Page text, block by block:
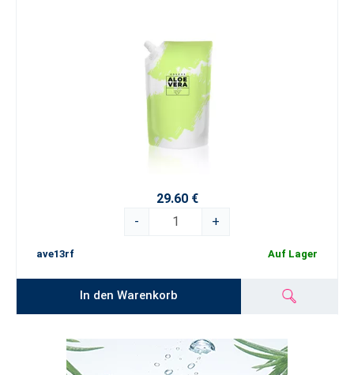
29.60 €
-
+
ave13rf Auf Lager
In den Warenkorb